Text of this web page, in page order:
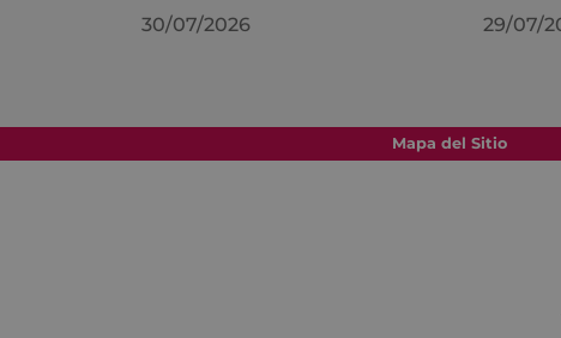
30/07/2026 29/07/
Mapa del Sitio